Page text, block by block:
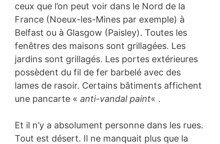
ceux que l’on peut voir dans le Nord de la
France (Noeux-les-Mines par exemple) à
Belfast ou à Glasgow (Paisley). Toutes les
fenêtres des maisons sont grillagées. Les
jardins sont grillagés. Les portes extérieures
possèdent du fil de fer barbelé avec des
lames de rasoir. Certains bâtiments affichent
une pancarte « anti-vandal paint« .
Et il n’y a absolument personne dans les rues.
Tout est désert. Il ne manquait plus que la